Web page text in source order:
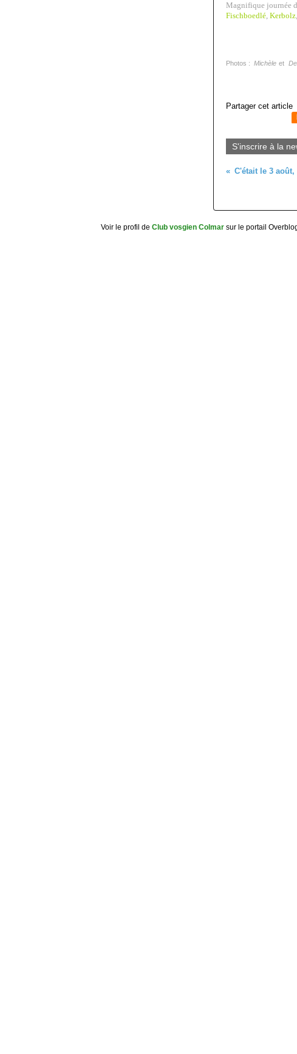
Magnifique journée
Fischboedlé, Kerbolz
Photos : Michèle et
Partager cet article
S'inscrire à la
Voir le profil de Club vosgien Colmar sur le portail